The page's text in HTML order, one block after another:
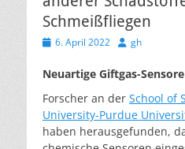
Schmeißfliegen
Veröffentlicht
6. April 2022 Autor
gh
Neuartige Giftgas-
Forscher an der School of
University-Purdue
haben herausgefunden,